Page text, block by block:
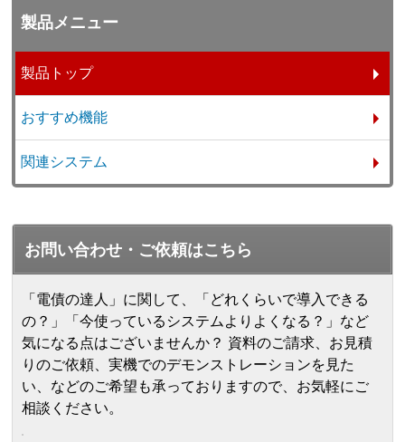
製品メニュー
製品トップ
おすすめ機能
関連システム
お問い合わせ・ご依頼はこちら
「電債の達人」に関して、「どれくらいで導入できる
の？」「今使っているシステムよりよくなる？」など
気になる点はございませんか？ 資料のご請求、お見積
りのご依頼、実機でのデモンストレーションを見た
い、などのご希望も承っておりますので、お気軽にご
相談ください。